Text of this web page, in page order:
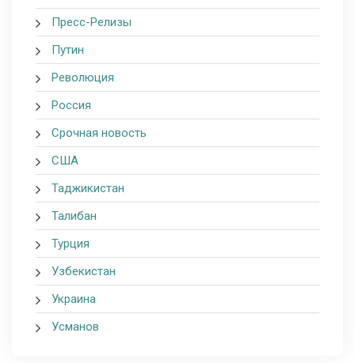
Пресс-Релизы
Путин
Революция
Россия
Срочная новость
США
Таджикистан
Талибан
Турция
Узбекистан
Украина
Усманов